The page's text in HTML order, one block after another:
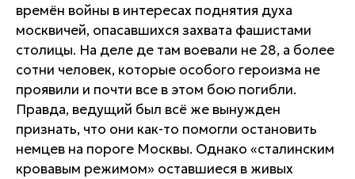
времён войны в интересах поднятия духа
москвичей, опасавшихся захвата фашистами
столицы. На деле де там воевали не 28, а более
сотни человек, которые особого героизма не
проявили и почти все в этом бою погибли.
Правда, ведущий был всё же вынужден
признать, что они как-то помогли остановить
немцев на пороге Москвы. Однако «сталинским
кровавым режимом» оставшиеся в живых